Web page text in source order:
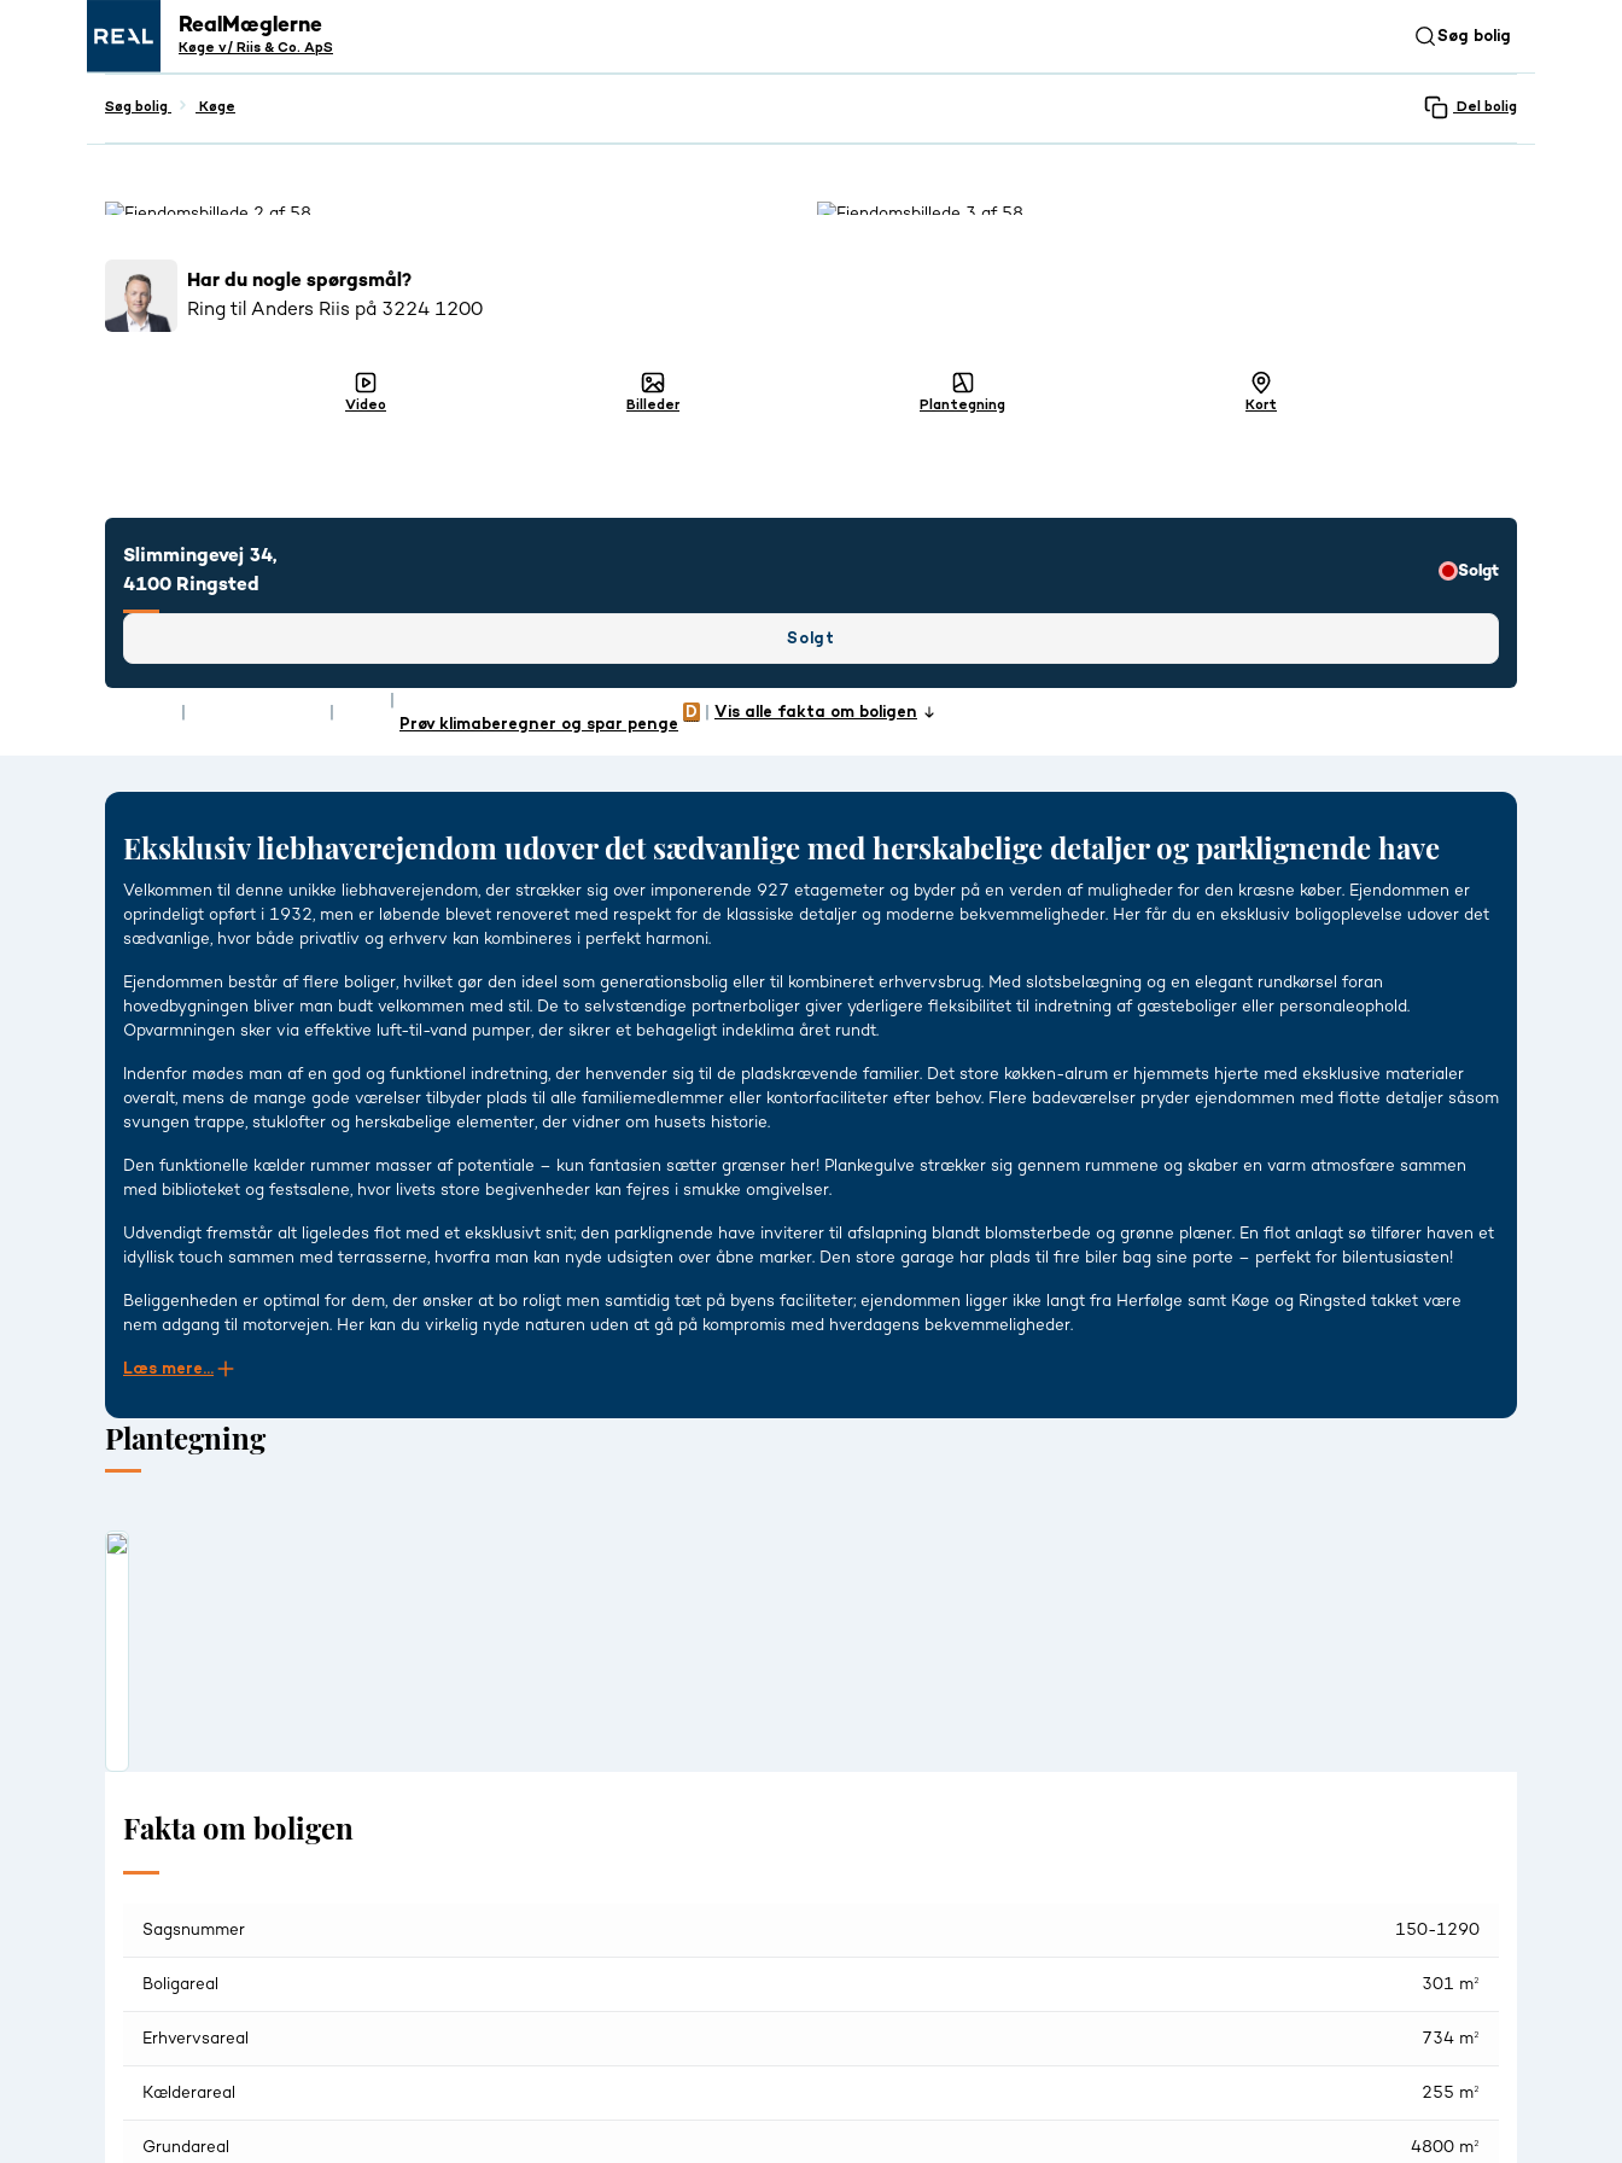
RealMæglerne
Køge v/ Riis & Co. ApS
Søg bolig
Søg bolig Køge Del bolig
64salgsopstillinger tilsendt
Har du nogle spørgsmål?
Ring til Anders Riis på 3224 1200
Video Billeder Plantegning Kort
Slimmingevej 34,
4100 Ringsted
Solgt
Solgt
Prøv klimaberegner og spar penge
Vis alle fakta om boligen
Eksklusiv liebhaverejendom udover det sædvanlige med herskabelige detaljer og parklignende have
Velkommen til denne unikke liebhaverejendom, der strækker sig over imponerende 927 etagemeter og byder på en verden af muligheder for den kræsne køber. Ejendommen er
oprindeligt opført i 1932, men er løbende blevet renoveret med respekt for de klassiske detaljer og moderne bekvemmeligheder. Her får du en eksklusiv boligoplevelse udover det
sædvanlige, hvor både privatliv og erhverv kan kombineres i perfekt harmoni.
Ejendommen består af flere boliger, hvilket gør den ideel som generationsbolig eller til kombineret erhvervsbrug. Med slotsbelægning og en elegant rundkørsel foran
hovedbygningen bliver man budt velkommen med stil. De to selvstændige portnerboliger giver yderligere fleksibilitet til indretning af gæsteboliger eller personaleophold.
Opvarmningen sker via effektive luft-til-vand pumper, der sikrer et behageligt indeklima året rundt.
Indenfor mødes man af en god og funktionel indretning, der henvender sig til de pladskrævende familier. Det store køkken-alrum er hjemmets hjerte med eksklusive materialer
overalt, mens de mange gode værelser tilbyder plads til alle familiemedlemmer eller kontorfaciliteter efter behov. Flere badeværelser pryder ejendommen med flotte detaljer såsom
svungen trappe, stuklofter og herskabelige elementer, der vidner om husets historie.
Den funktionelle kælder rummer masser af potentiale – kun fantasien sætter grænser her! Plankegulve strækker sig gennem rummene og skaber en varm atmosfære sammen
med biblioteket og festsalene, hvor livets store begivenheder kan fejres i smukke omgivelser.
Udvendigt fremstår alt ligeledes flot med et eksklusivt snit; den parklignende have inviterer til afslapning blandt blomsterbede og grønne plæner. En flot anlagt sø tilfører haven et
idyllisk touch sammen med terrasserne, hvorfra man kan nyde udsigten over åbne marker. Den store garage har plads til fire biler bag sine porte – perfekt for bilentusiasten!
Beliggenheden er optimal for dem, der ønsker at bo roligt men samtidig tæt på byens faciliteter; ejendommen ligger ikke langt fra Herfølge samt Køge og Ringsted takket være
nem adgang til motorvejen. Her kan du virkelig nyde naturen uden at gå på kompromis med hverdagens bekvemmeligheder.
Læs mere...
Plantegning
Fakta om boligen
Sagsnummer 150-1290
Boligareal 301 m²
Erhvervsareal 734 m²
Kælderareal 255 m²
Grundareal 4800 m²